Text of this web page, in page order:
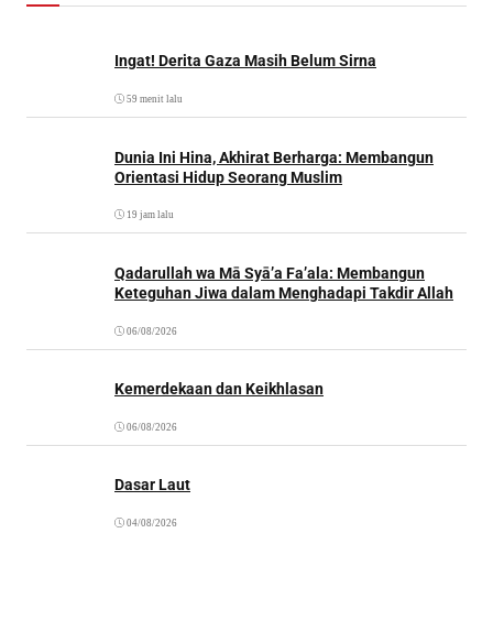
Ingat! Derita Gaza Masih Belum Sirna
59 menit lalu
Dunia Ini Hina, Akhirat Berharga: Membangun
Orientasi Hidup Seorang Muslim
19 jam lalu
Qadarullah wa Mā Syā’a Fa’ala: Membangun
Keteguhan Jiwa dalam Menghadapi Takdir Allah
06/08/2026
Kemerdekaan dan Keikhlasan
06/08/2026
Dasar Laut
04/08/2026